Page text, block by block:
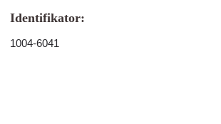
Identifikator:
1004-6041